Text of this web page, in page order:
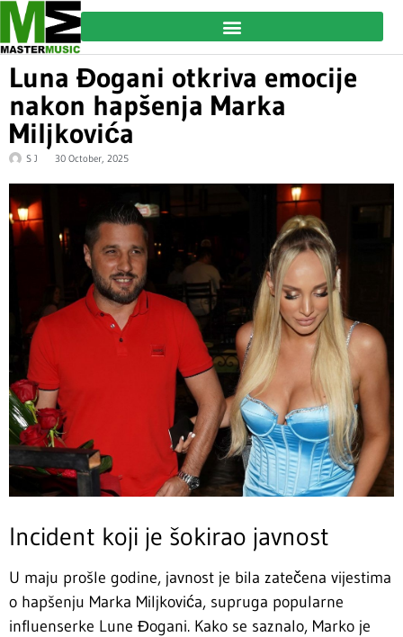
Luna Đogani otkriva emocije
nakon hapšenja Marka
Miljkovića
S J 30 October, 2025
Incident koji je šokirao javnost
U maju prošle godine, javnost je bila zatečena vijestima
o hapšenju Marka Miljkovića, supruga popularne
influenserke Lune Đogani. Kako se saznalo, Marko je